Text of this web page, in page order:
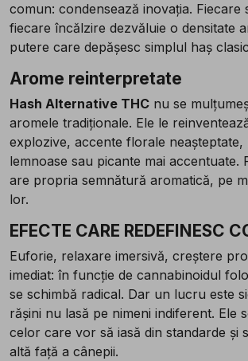
comun: condensează inovația. Fiecare
fiecare încălzire dezvăluie o densitate
putere care depășesc simplul haș
Arome reinterpretate
Hash Alternative THC nu se
aromele tradiționale. Ele le
explozive, accente florale neașteptate,
lemnoase sau picante mai accentuate.
are propria semnătură aromatică, pe
lor.
EFECTE CARE REDEFINESC
Euforie, relaxare imersivă, creștere
imediat: în funcție de cannabinoidul
se schimbă radical. Dar un lucru este
rășini nu lasă pe nimeni indiferent. Ele
celor care vor să iasă din standarde și
altă față a cânepii.